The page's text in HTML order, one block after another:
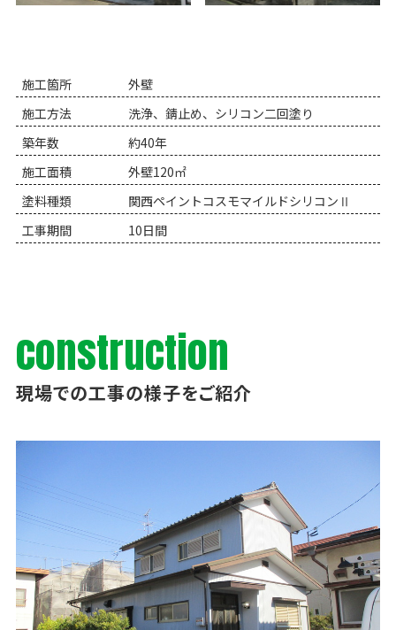
施工箇所
外壁
施工方法
洗浄、錆止め、シリコン二回塗り
築年数
約40年
施工面積
外壁120㎡
塗料種類
関西ペイントコスモマイルドシリコンⅡ
工事期間
10日間
construction
現場での工事の様子をご紹介